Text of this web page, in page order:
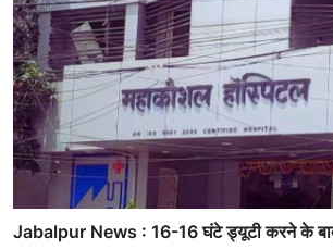
Jabalpur News : 16-16 घंटे ड्यूटी करने के